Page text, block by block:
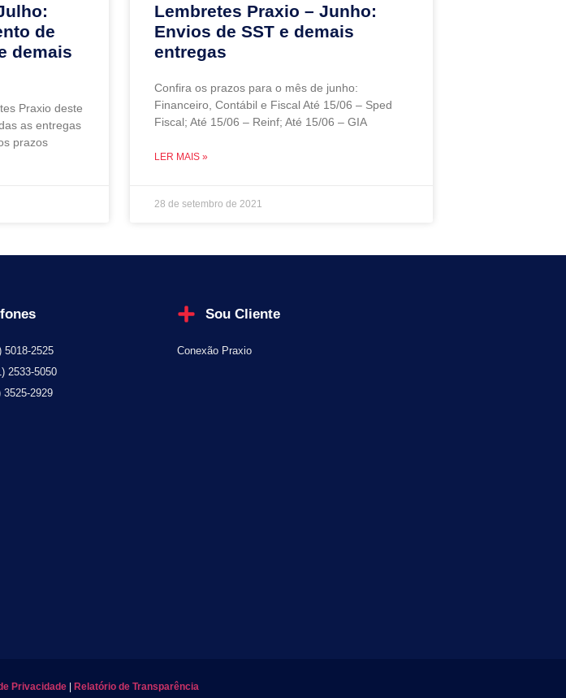
de
demais
Praxio deste
as entregas
prazos
Lembretes Praxio – Junho:
Envios de SST e demais
entregas
Confira os prazos para o mês de junho:
Financeiro, Contábil e Fiscal Até 15/06 – Sped
Fiscal; Até 15/06 – Reinf; Até 15/06 – GIA
LER MAIS »
28 de setembro de 2021
5018-2525
2533-5050
3525-2929
Sou Cliente
Conexão Praxio
Privacidade Relatório de Transparência